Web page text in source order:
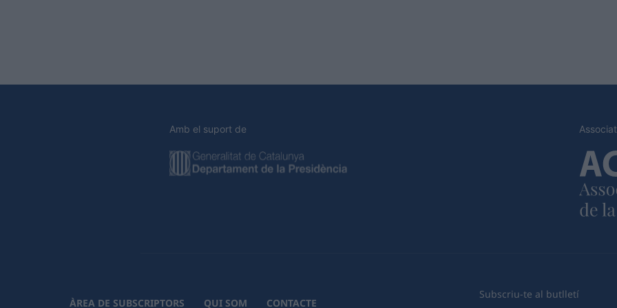
Amb el suport de
ÀREA DE SUBSCRIPTORS QUI SOM CONTACTE
Subscriu-te al butlletí